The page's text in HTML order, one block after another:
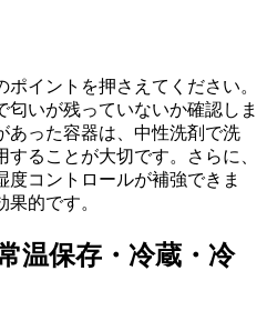
イントを押さえてください。
匂いが残っていないか確認しま
あった容器は、中性洗剤で洗
ることが大切です。さらに、
コントロールが補強できま
的です。
温保存・冷蔵・冷